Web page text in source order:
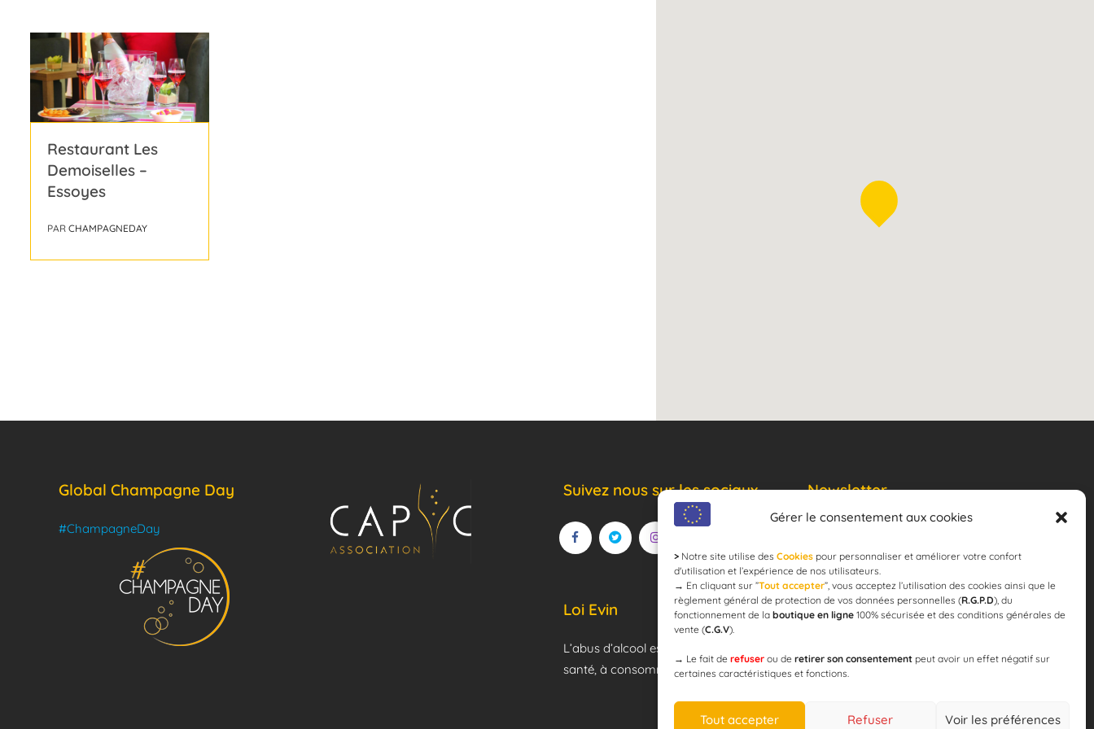
Gérer le consentement aux cookies
> Notre site utilise des Cookies pour personnaliser et améliorer votre confort
d'utilisation et l’expérience de nos utilisateurs.
→ En cliquant sur ”Tout accepter”, vous acceptez l’utilisation des cookies ainsi que le
règlement général de protection de vos données personnelles (R.G.P.D), du
fonctionnement de la boutique en ligne 100% sécurisée et des conditions générales de
vente (C.G.V).
→ Le fait de refuser ou de retirer son consentement peut avoir un effet négatif sur
certaines caractéristiques et fonctions.
Tout accepter Refuser Voir les préférences
Restaurant Les
Demoiselles –
Essoyes
PAR CHAMPAGNEDAY
Global Champagne Day
#ChampagneDay
Suivez nous sur les sociaux
Loi Evin
L’abus d’alcool est dangereux pour la
santé, à consommer avec modération !
Newsletter
email JE M'ABONNE